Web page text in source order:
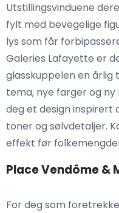
Utstillingsvinduene
fylt med bevegelige
lys som får
Galeries Lafayette er
glasskuppelen en
tema, nye farger og ny
deg et design inspirert
toner og sølvdetaljer.
effekt før
Place Vendôme &
For deg som